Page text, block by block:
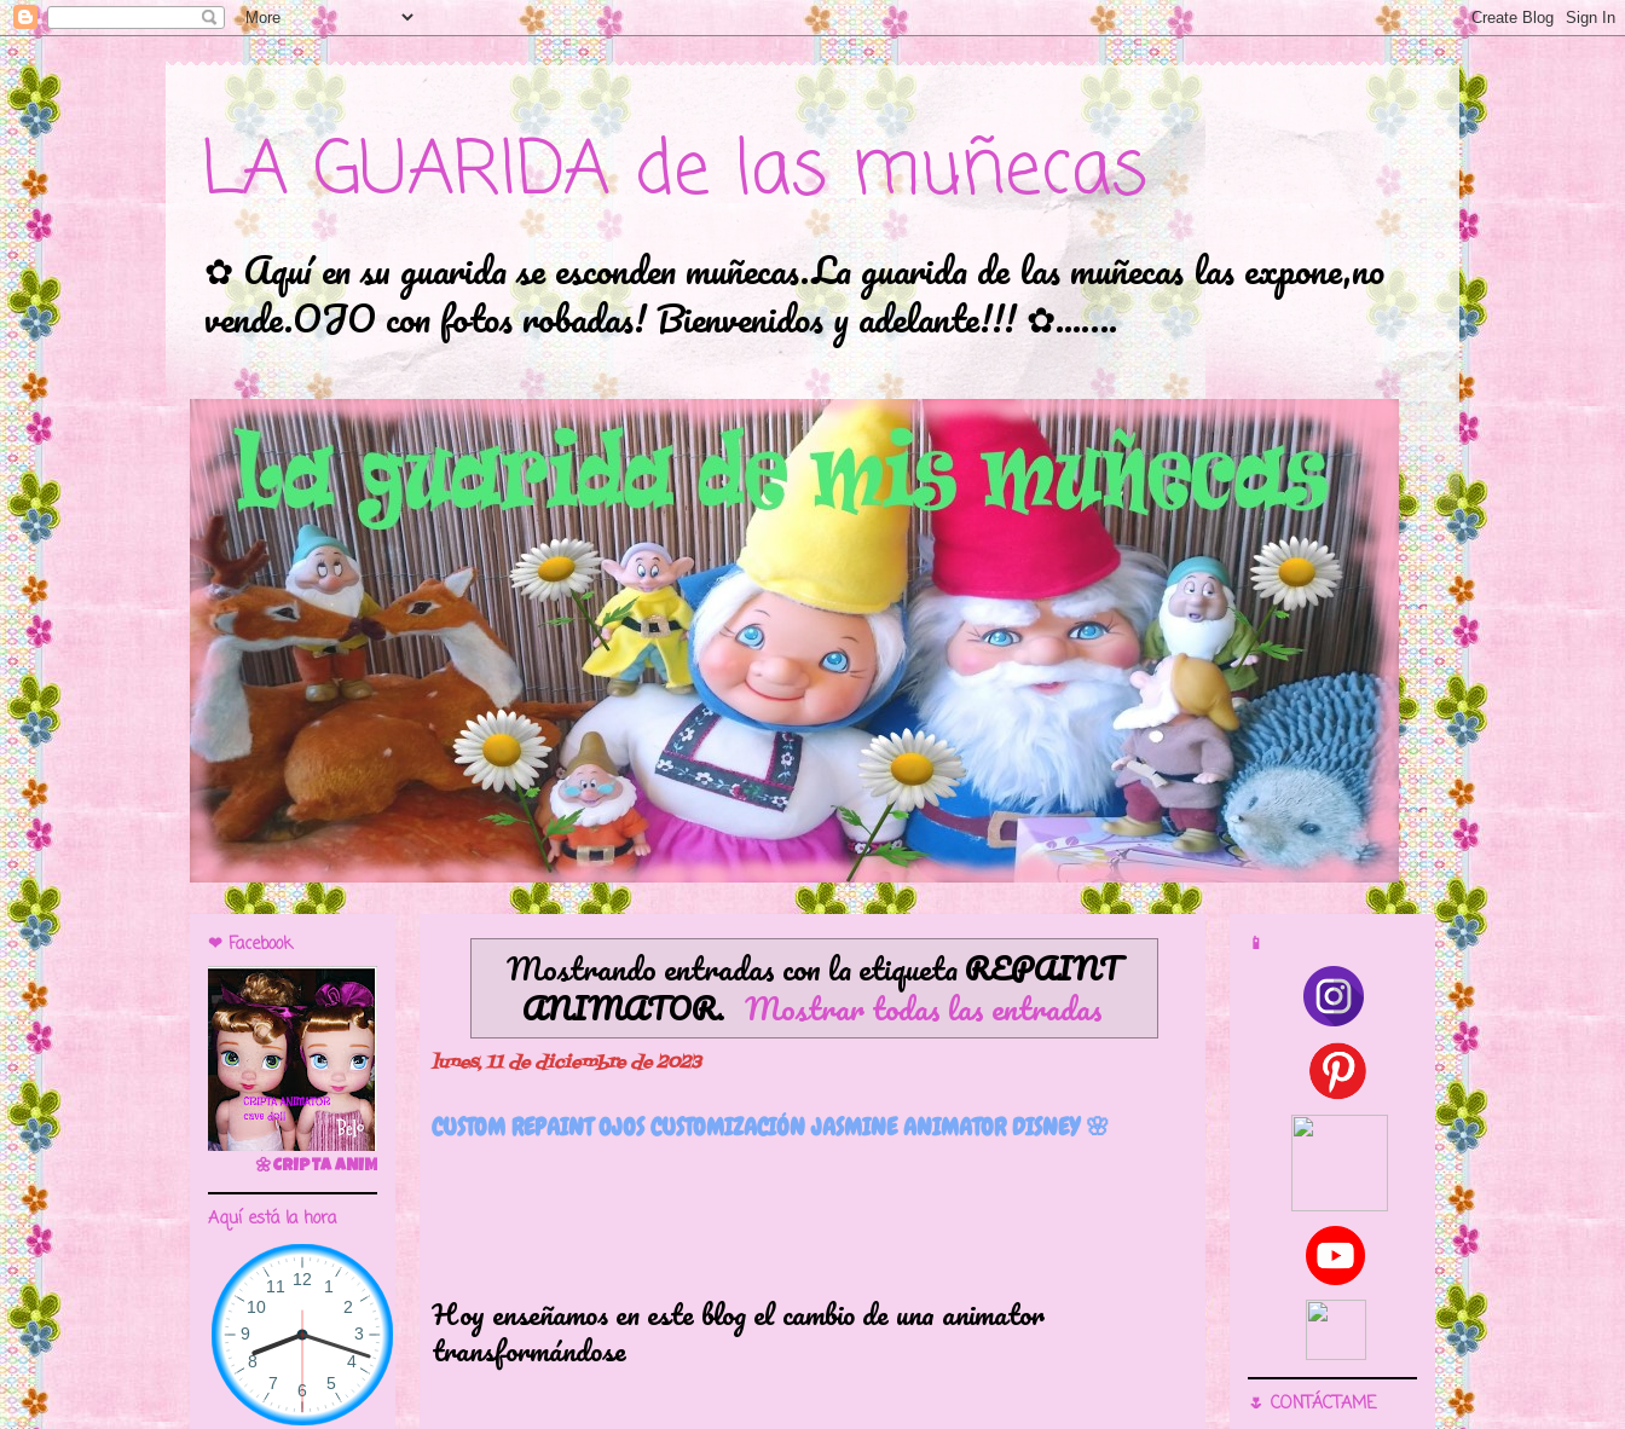
LA GUARIDA de las muñecas
✿ Aquí en su guarida se esconden muñecas.La guarida de las muñecas las expone,no
vende.OJO con fotos robadas! Bienvenidos y adelante!!! ✿...….
Mostrando entradas con la etiquetaREPAINT
ANIMATOR. Mostrar todas las entradas
lunes, 11 de diciembre de 2023
CUSTOM REPAINT OJOS CUSTOMIZACIÓN JASMINE ANIMATOR DISNEY 🌸
Hoy enseñamos en este blog el cambio de una animator
transformándose
❤ Facebook
🌼CRIPTA ANIMATOR CAVE DOLL
Aquí está la hora
📱
🌷 CONTÁCTAME